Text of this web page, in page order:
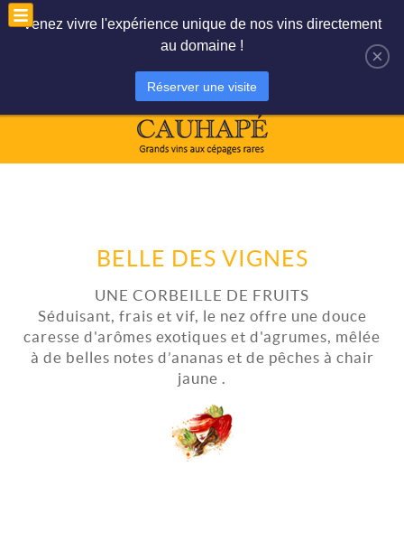
BELLE DES VIGNES
UNE CORBEILLE DE FRUITS
Séduisant, frais et vif, le nez offre une douce
caresse d'arômes exotiques et d'agrumes, mêlée
à de belles notes d’ananas et de pêches à chair
jaune .
×
Venez vivre l'expérience unique de nos vins directement
au domaine !
Réserver une visite